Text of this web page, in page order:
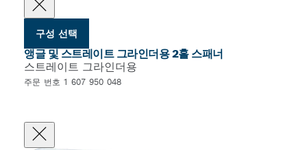
구성 선택
앵글 및 스트레이트 그라인더용 2홀 스패너
스트레이트 그라인더용
주문 번호 1 607 950 048